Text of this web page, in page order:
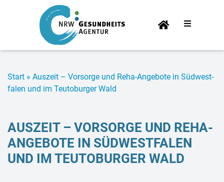
Start­
sei­te
Start » Aus­zeit – Vor­sor­ge und Reha-An­ge­bo­te in Süd­west­
fa­len und im Teu­to­bur­ger Wald
AUS­ZEIT – VOR­SOR­GE UND REHA-
AN­GE­BO­TE IN SÜD­WEST­FA­LEN
UND IM TEU­TO­BUR­GER WALD